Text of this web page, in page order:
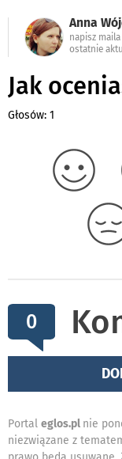
Anna
napisz maila
ostatnie
Jak
Głosów: 1
0
Portal eglos.pl nie
niezwiązane z